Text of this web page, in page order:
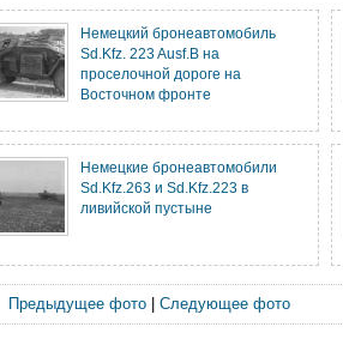
Немецкий бронеавтомобиль
Sd.Kfz. 223 Ausf.B на
проселочной дороге на
Восточном фронте
Немецкие бронеавтомобили
Sd.Kfz.263 и Sd.Kfz.223 в
ливийской пустыне
Предыдущее фото| Следующее фото